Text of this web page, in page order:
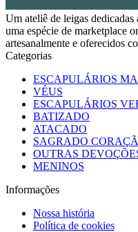
Um ateliê de leigas
uma espécie de marketplace
artesanalmente e oferecidos
Categorias
ESCAPULÁRIOS
VÉUS
ESCAPULÁRIOS
BATIZADO
ATACADO
SAGRADO
OUTRAS
MENINOS
Informações
Nossa história
Política de cookies